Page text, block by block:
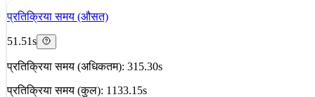
प्रतिक्रिया समय (औसत)
51.51s
प्रतिक्रिया समय (अधिकतम): 315.30s
प्रतिक्रिया समय (कुल): 1133.15s